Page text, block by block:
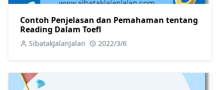
Contoh Penjelasan dan Pemahaman tentang
Reading Dalam Toefl
SibatakJalanJalan 2022/3/6